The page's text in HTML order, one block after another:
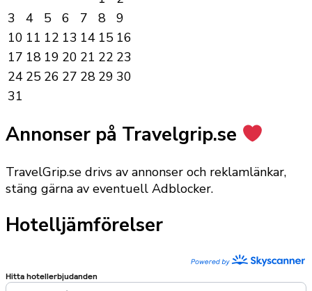
3
4 5 6 7 8
9
10 11 12 13 14 15 16
17 18 19 20 21 22 23
24 25 26 27 28 29 30
31
Annonser på Travelgrip.se
TravelGrip.se drivs av annonser och reklamlänkar,
stäng gärna av eventuell Adblocker.
Hotelljämförelser